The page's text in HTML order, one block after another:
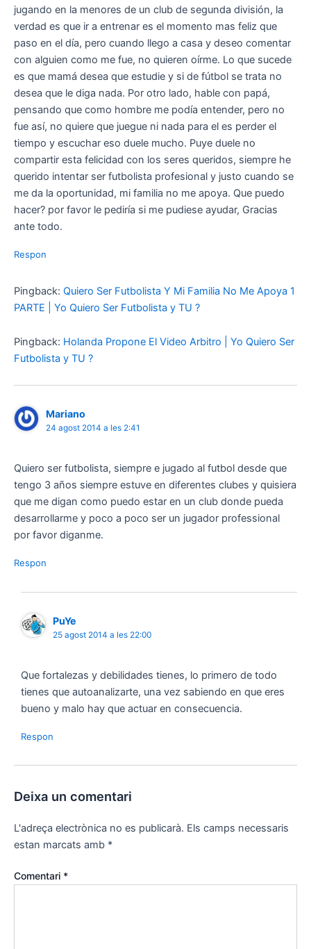
jugando en la menores de un club de segunda división, la
verdad es que ir a entrenar es el momento mas feliz que
paso en el día, pero cuando llego a casa y deseo comentar
con alguien como me fue, no quieren oírme. Lo que sucede
es que mamá desea que estudie y si de fútbol se trata no
desea que le diga nada. Por otro lado, hable con papá,
pensando que como hombre me podía entender, pero no
fue así, no quiere que juegue ni nada para el es perder el
tiempo y escuchar eso duele mucho. Puye duele no
compartir esta felicidad con los seres queridos, siempre he
querido intentar ser futbolista profesional y justo cuando se
me da la oportunidad, mi familia no me apoya. Que puedo
hacer? por favor le pediría si me pudiese ayudar, Gracias
ante todo.
Respon
Pingback: Quiero Ser Futbolista Y Mi Familia No Me Apoya 1
PARTE | Yo Quiero Ser Futbolista y TU ?
Pingback: Holanda Propone El Video Arbitro | Yo Quiero Ser
Futbolista y TU ?
Mariano
24 agost 2014 a les 2:41
Quiero ser futbolista, siempre e jugado al futbol desde que
tengo 3 años siempre estuve en diferentes clubes y quisiera
que me digan como puedo estar en un club donde pueda
desarrollarme y poco a poco ser un jugador professional
por favor diganme.
Respon
PuYe
25 agost 2014 a les 22:00
Que fortalezas y debilidades tienes, lo primero de todo
tienes que autoanalizarte, una vez sabiendo en que eres
bueno y malo hay que actuar en consecuencia.
Respon
Deixa un comentari
L'adreça electrònica no es publicarà. Els camps necessaris
estan marcats amb *
Comentari *